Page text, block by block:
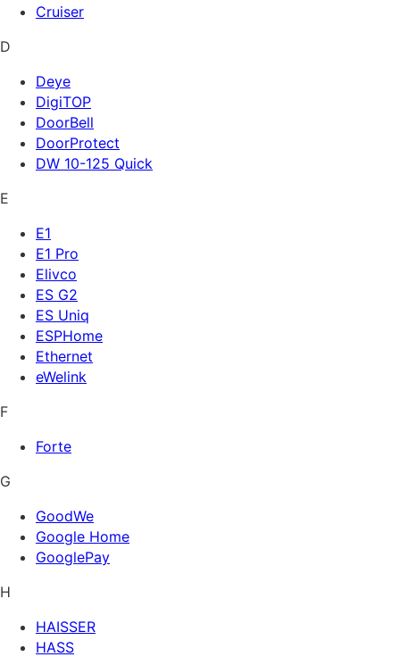
Cruiser
D
Deye
DigiTOP
DoorBell
DoorProtect
DW 10-125 Quick
E
E1
E1 Pro
Elivco
ES G2
ES Uniq
ESPHome
Ethernet
eWelink
F
Forte
G
GoodWe
Google Home
GooglePay
H
HAISSER
HASS